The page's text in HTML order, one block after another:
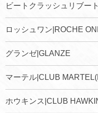
ビートクラッシュリブー
ロッシュワン|ROCHE
グランゼ|GLANZE
マーテル|CLUB
ホウキンス|CLUB